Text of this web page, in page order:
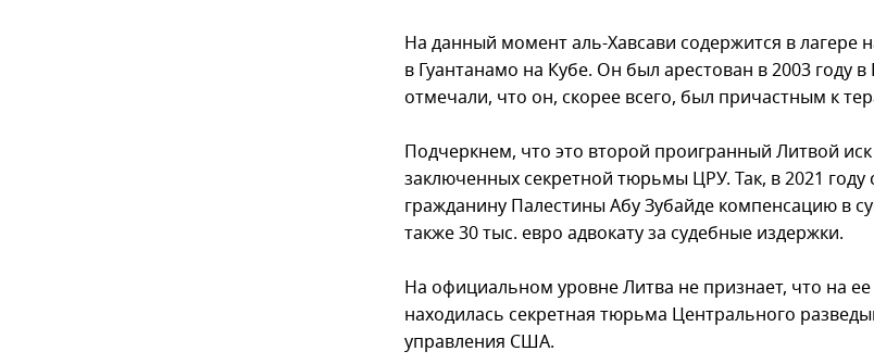
На данный момент аль-Хавсави содержится в лагере
в Гуантанамо на Кубе. Он был арестован в 2003 году
отмечали, что он, скорее всего, был причастным к
Подчеркнем, что это второй проигранный Литвой
заключенных секретной тюрьмы ЦРУ. Так, в 2021 году
гражданину Палестины Абу Зубайде компенсацию в
также 30 тыс. евро адвокату за судебные издержки.
На официальном уровне Литва не признает, что на
находилась секретная тюрьма Центрального
управления США.